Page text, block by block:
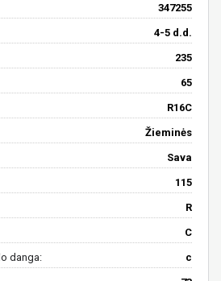
347255
4-5 d.d.
235
65
R16C
Žieminės
Sava
115
R
C
danga: c